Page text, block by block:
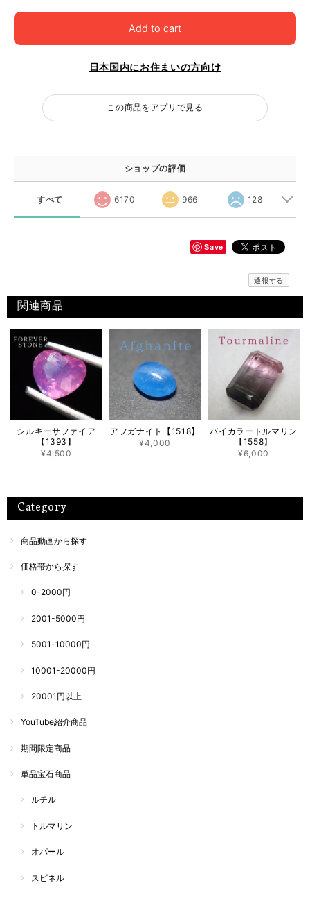
Add to cart
日本国内にお住まいの方向け
この商品をアプリで見る
ショップの評価
すべて 6170 966 128
Save
通報する
関連商品
シルキーサファイア
【1393】
¥4,500
アフガナイト【1518】
¥4,000
バイカラートルマリン
【1558】
¥6,000
Category
商品動画から探す
価格帯から探す
0-2000円
2001-5000円
5001-10000円
10001-20000円
20001円以上
YouTube紹介商品
期間限定商品
単品宝石商品
ルチル
トルマリン
オパール
スピネル